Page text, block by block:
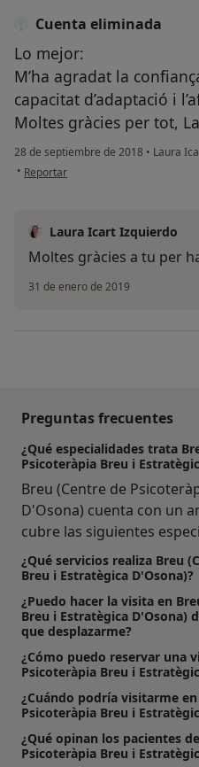
Cuenta eliminada
Lo mejor:
M’ha agradat la
capacitat d’adaptació i
Moltes gràcies per tot,
28 de septiembre de 2018 • Laura
• en opinión del usuario Cuenta
Reportar
Laura Icart Izquierdo
Moltes gràcies a tu per
31 de enero de 2019
Preguntas frecuentes
¿Qué especialidades trata
Psicoteràpia Breu i
Breu (Centre de
D'Osona) cuenta con un
cubre las siguientes
¿Qué servicios realiza Breu
Breu i Estratègica D'Osona)?
¿Puedo hacer la visita en
Breu i Estratègica D'Osona)
que desplazarme?
¿Cómo puedo reservar una
Psicoteràpia Breu i
¿Cuándo podría visitarme
Psicoteràpia Breu i
¿Qué opinan los pacientes
Psicoteràpia Breu i